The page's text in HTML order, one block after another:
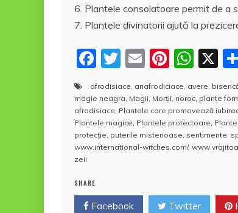
6. Plantele consolatoare permit de a
7. Plantele divinatorii ajută la
F
a
c
e
b
o
k
T
itt
er
E
m
ai
l
Pi
nt
er
e
st
W
at
s
A
p
X
afrodisiace, anafrodiciace, avere,
magie neagra, Magii, Morții, noroc, plante
afrodisiace, Plantele care promovează
Plantele magice, Plantele protectoare,
protecție, puterile misterioase, sentimente,
www.international-witches.com/,
zeii
SHARE
Facebook Twitter